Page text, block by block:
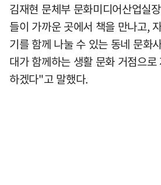
김재현 문체부 문화미디어산업실
들이 가까운 곳에서 책을 만나고,
기를 함께 나눌 수 있는 동네 문화
대가 함께하는 생활 문화 거점으
하겠다"고 말했다.